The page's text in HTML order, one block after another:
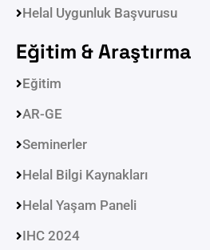
Helal Uygunluk Başvurusu
Eğitim & Araştırma
Eğitim
AR-GE
Seminerler
Helal Bilgi Kaynakları
Helal Yaşam Paneli
IHC 2024